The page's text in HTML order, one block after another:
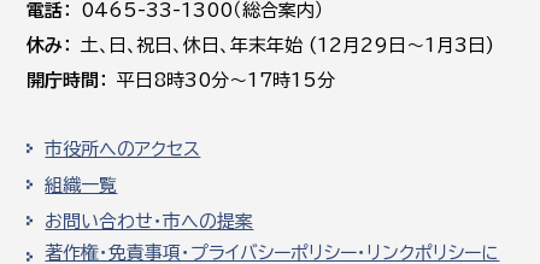
電話
0465-33-1300（総合案内）
休み
土､日､祝日、休日、年末年始 (12月29日～1月3日)
開庁時間
平日8時30分～17時15分
市役所へのアクセス
組織一覧
お問い合わせ・市への提案
著作権・免責事項・プライバシーポリシー・リンクポリシーに